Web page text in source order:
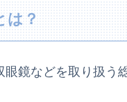
は？
鏡などを取り扱う